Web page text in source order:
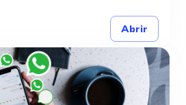
Abrir